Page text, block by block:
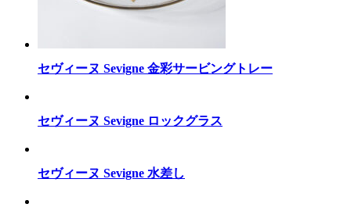
セヴィーヌ Sevigne 金彩サービングトレー
セヴィーヌ Sevigne ロックグラス
セヴィーヌ Sevigne 水差し